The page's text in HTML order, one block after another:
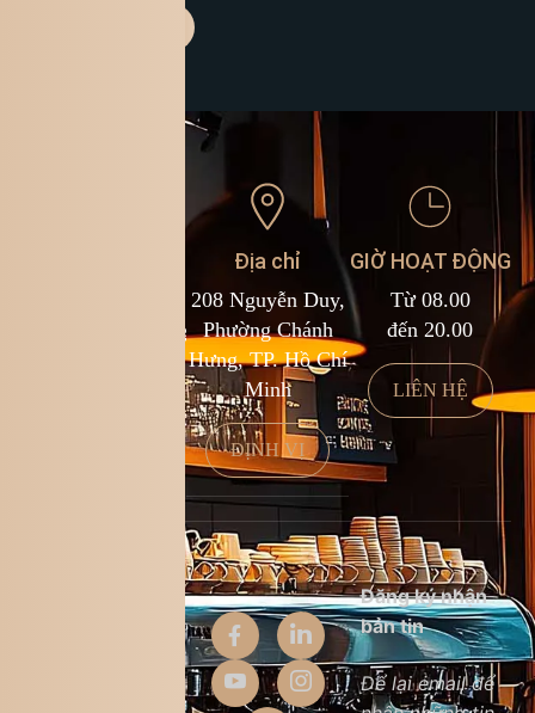
kcf.franchise@kingcoffee.com
Địa chỉ
208 Nguyễn Duy,
Phường Chánh
Hưng, TP. Hồ Chí
Minh
ĐỊNH VỊ
GIỜ HOẠT ĐỘNG
Từ 08.00
đến 20.00
LIÊN HỆ
Đăng ký nhận
bản tin
Để lại email để